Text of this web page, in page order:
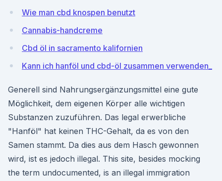
Wie man cbd knospen benutzt
Cannabis-handcreme
Cbd öl in sacramento kalifornien
Kann ich hanföl und cbd-öl zusammen verwenden_
Generell sind Nahrungsergänzungsmittel eine gute
Möglichkeit, dem eigenen Körper alle wichtigen
Substanzen zuzuführen. Das legal erwerbliche
"Hanföl" hat keinen THC-Gehalt, da es von den
Samen stammt. Da dies aus dem Hasch gewonnen
wird, ist es jedoch illegal. This site, besides mocking
the term undocumented, is an illegal immigration